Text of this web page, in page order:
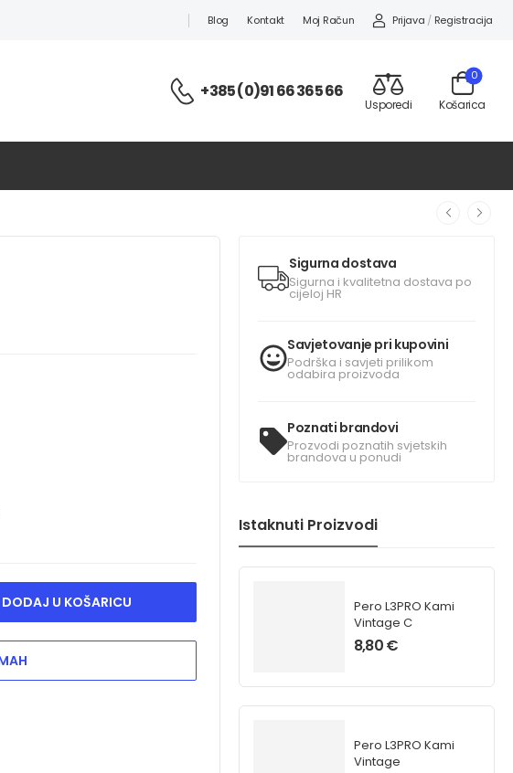
Blog Kontakt Moj Račun Prijava / Registracija
+385 (0)91 66 365 66
Usporedi Košarica
0
Sigurna dostava
Sigurna i kvalitetna dostava po
cijeloj HR
Savjetovanje pri kupovini
Podrška i savjeti prilikom
odabira proizvoda
Poznati brandovi
Prozvodi poznatih svjetskih
brandova u ponudi
Istaknuti Proizvodi
Pero L3PRO Kami
Vintage C
8,80€
Pero L3PRO Kami
Vintage
DODAJ U KOŠARICU